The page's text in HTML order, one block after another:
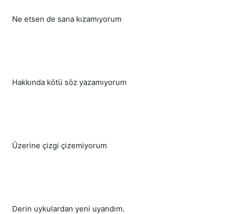
Ne etsen de sana kızamıyorum
Hakkında kötü söz yazamıyorum
Üzerine çizgi çizemiyorum
Derin uykulardan yeni uyandım.